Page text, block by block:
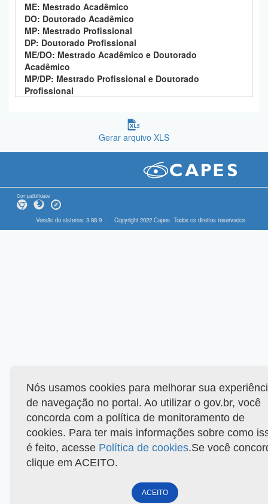
ME: Mestrado Acadêmico
DO: Doutorado Acadêmico
MP: Mestrado Profissional
DP: Doutorado Profissional
ME/DO: Mestrado Acadêmico e Doutorado
Acadêmico
MP/DP: Mestrado Profissional e Doutorado
Profissional
Gerar arquivo XLS
Compatibilidade
Versão do sistema: 3.88.9 Copyright 2022 Capes. Todos os direitos reservados.
Nós usamos cookies para melhorar sua
de navegação no portal. Ao utilizar o gov.br, você
concorda com a política de monitoramento de
cookies. Para ter mais informações sobre como
é feito, acesse Política de cookies.Se você
clique em ACEITO.
ACEITO